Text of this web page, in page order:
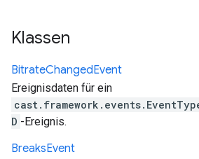
Klassen
BitrateChangedEvent
Ereignisdaten für ein
D -Ereignis.
BreaksEvent